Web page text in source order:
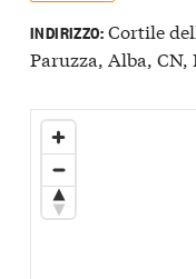
INDIRIZZO:Cortile
Paruzza, Alba, CN,